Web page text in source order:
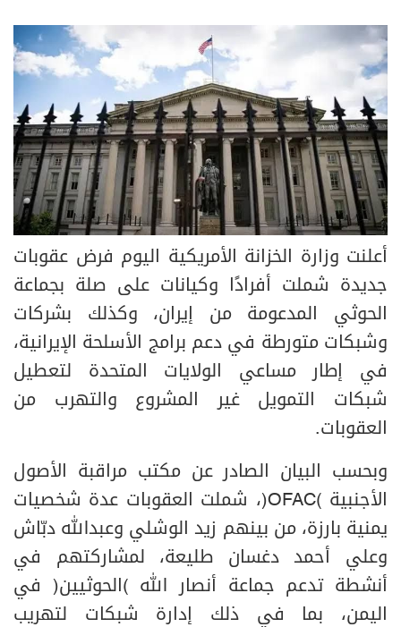
أعلنت وزارة الخزانة الأمريكية اليوم فرض عقوبات
جديدة شملت أفرادًا وكيانات على صلة بجماعة
الحوثي المدعومة من إيران، وكذلك بشركات
وشبكات متورطة في دعم برامج الأسلحة الإيرانية،
في إطار مساعي الولايات المتحدة لتعطيل
شبكات التمويل غير المشروع والتهرب من
العقوبات.
وبحسب البيان الصادر عن مكتب مراقبة الأصول
الأجنبية (OFAC)، شملت العقوبات عدة شخصيات
يمنية بارزة، من بينهم زيد الوشلي وعبدالله دبّاش
وعلي أحمد دغسان طليعة، لمشاركتهم في
أنشطة تدعم جماعة أنصار الله (الحوثيين) في
اليمن، بما في ذلك إدارة شبكات لتهريب